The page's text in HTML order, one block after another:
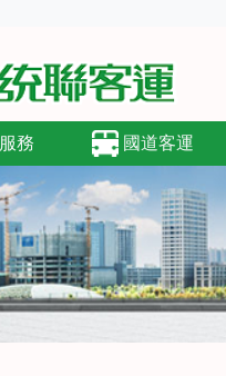
務 國道客運